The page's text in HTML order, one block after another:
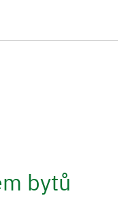
bytů